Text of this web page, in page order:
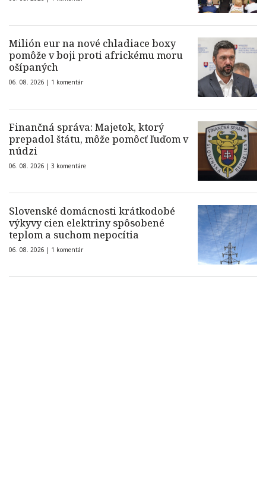
Milión eur na nové chladiace boxy
pomôže v boji proti africkému moru
ošípaných
06. 08. 2026 | 1 komentár
Finančná správa: Majetok, ktorý
prepadol štátu, môže pomôcť ľuďom v
núdzi
06. 08. 2026 | 3 komentáre
Slovenské domácnosti krátkodobé
výkyvy cien elektriny spôsobené
teplom a suchom nepocítia
06. 08. 2026 | 1 komentár